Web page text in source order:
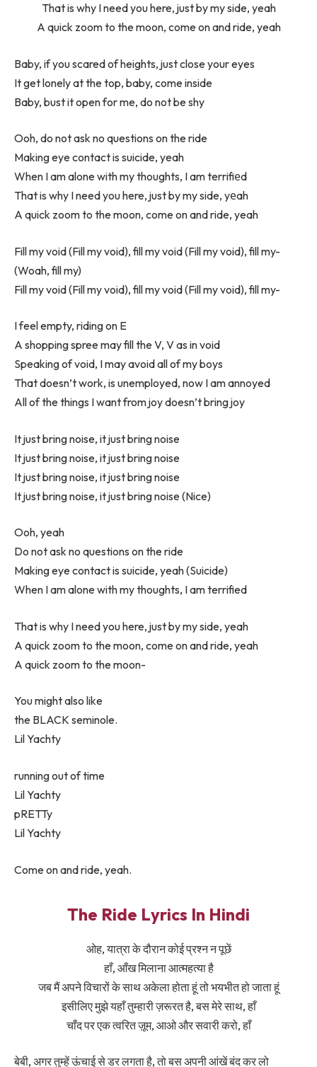
That is why I need you here, just by my side, yeah
A quick zoom to the moon, come on and ride, yeah
Baby, if you scared of heights, just close your eyes
It get lonely at the top, baby, come inside
Baby, bust it open for me, do not be shy
Ooh, do not ask no questions on the ride
Making eye contact is suicide, yeah
When I am alone with my thoughts, I am terrifiеd
That is why I need you here, just by my side, yеah
A quick zoom to the moon, come on and ride, yeah
Fill my void (Fill my void), fill my void (Fill my void), fill my-
(Woah, fill my)
Fill my void (Fill my void), fill my void (Fill my void), fill my-
I feel empty, riding on E
A shopping spree may fill the V, V as in void
Speaking of void, I may avoid all of my boys
That doesn’t work, is unemployed, now I am annoyed
All of the things I want from joy doesn’t bring joy
It just bring noise, it just bring noise
It just bring noise, it just bring noise
It just bring noise, it just bring noise
It just bring noise, it just bring noise (Nice)
Ooh, yeah
Do not ask no questions on the ride
Making eye contact is suicide, yeah (Suicide)
When I am alone with my thoughts, I am terrified
That is why I need you here, just by my side, yeah
A quick zoom to the moon, come on and ride, yeah
A quick zoom to the moon-
You might also like
​the BLACK seminole.
Lil Yachty
​running out of time
Lil Yachty
​pRETTy
Lil Yachty
Come on and ride, yeah.
The Ride Lyrics In Hindi
ओह, यात्रा के दौरान कोई प्रश्न न पूछें
हाँ, आँख मिलाना आत्महत्या है
जब मैं अपने विचारों के साथ अकेला होता हूं तो भयभीत हो जाता हूं
इसीलिए मुझे यहाँ तुम्हारी ज़रूरत है, बस मेरे साथ, हाँ
चाँद पर एक त्वरित ज़ूम, आओ और सवारी करो, हाँ
बेबी, अगर तुम्हें ऊंचाई से डर लगता है, तो बस अपनी आंखें बंद कर लो